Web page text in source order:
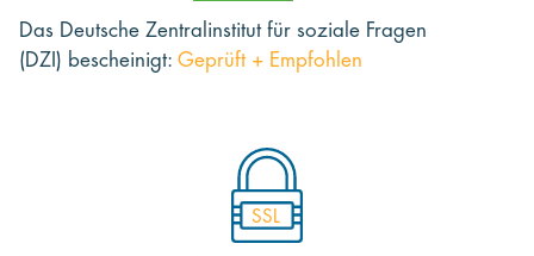
Das Deutsche Zentralinstitut für soziale Fragen
(DZI) bescheinigt: Geprüft + Empfohlen
SSL